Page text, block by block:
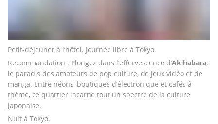
Petit-déjeuner à l’hôtel. Journée libre à Tokyo.
Recommandation : Plongez dans l’effervescence d’Akihabara,
le paradis des amateurs de pop culture, de jeux vidéo et de
manga. Entre néons, boutiques d’électronique et cafés à
thème, ce quartier incarne tout un spectre de la culture
japonaise.
Nuit à Tokyo.